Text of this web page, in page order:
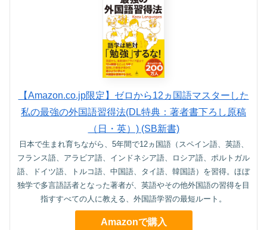
【Amazon.co.jp限定】ゼロから12ヵ国語マスターした
私の最強の外国語習得法(DL特典：著者書下ろし原稿
（日・英）) (SB新書)
日本で生まれ育ちながら、5年間で12ヵ国語（スペイン語、英語、
フランス語、アラビア語、インドネシア語、ロシア語、ポルトガル
語、ドイツ語、トルコ語、中国語、タイ語、韓国語）を習得。ほぼ
独学で多言語話者となった著者が、英語やその他外国語の習得を目
指すすべての人に教える、外国語学習の最短ルート。
Amazonで購入